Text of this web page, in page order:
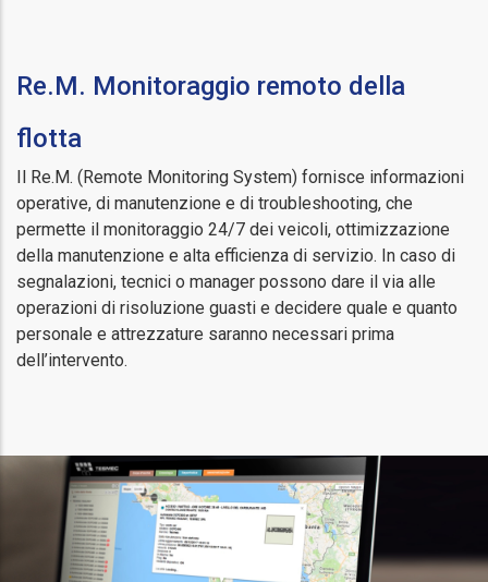
Re.M. Monitoraggio remoto della
flotta
Il Re.M. (Remote Monitoring System) fornisce informazioni
operative, di manutenzione e di troubleshooting, che
permette il monitoraggio 24/7 dei veicoli, ottimizzazione
della manutenzione e alta efficienza di servizio. In caso di
segnalazioni, tecnici o manager possono dare il via alle
operazioni di risoluzione guasti e decidere quale e quanto
personale e attrezzature saranno necessari prima
dell’intervento.